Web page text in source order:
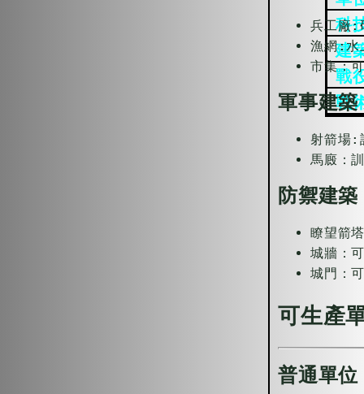
科
建
戰
戰
兵工廠:
漁網:水
市集：
軍事建築
射箭場:
馬廄：
防禦建築
瞭望箭
城牆：
城門：
可生產
普通單位